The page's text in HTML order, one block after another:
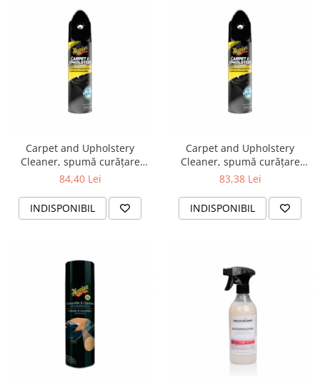
Carpet and Upholstery
Cleaner, spumă curățare
carpete și tapițerie, 545 ml
84,40 Lei
INDISPONIBIL
Carpet and Upholstery
Cleaner, spumă curățare
carpete și tapițerie, 545 ml
83,38 Lei
INDISPONIBIL